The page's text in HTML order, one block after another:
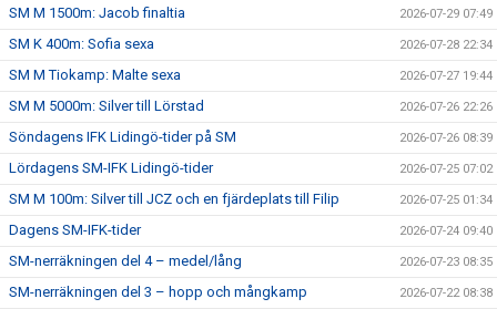
SM M 1500m: Jacob finaltia 2026-07-29 07:49
SM K 400m: Sofia sexa 2026-07-28 22:34
SM M Tiokamp: Malte sexa 2026-07-27 19:44
SM M 5000m: Silver till Lörstad 2026-07-26 22:26
Söndagens IFK Lidingö-tider på SM 2026-07-26 08:39
Lördagens SM-IFK Lidingö-tider 2026-07-25 07:02
SM M 100m: Silver till JCZ och en fjärdeplats till Filip 2026-07-25 01:34
Dagens SM-IFK-tider 2026-07-24 09:40
SM-nerräkningen del 4 – medel/lång 2026-07-23 08:35
SM-nerräkningen del 3 – hopp och mångkamp 2026-07-22 08:38